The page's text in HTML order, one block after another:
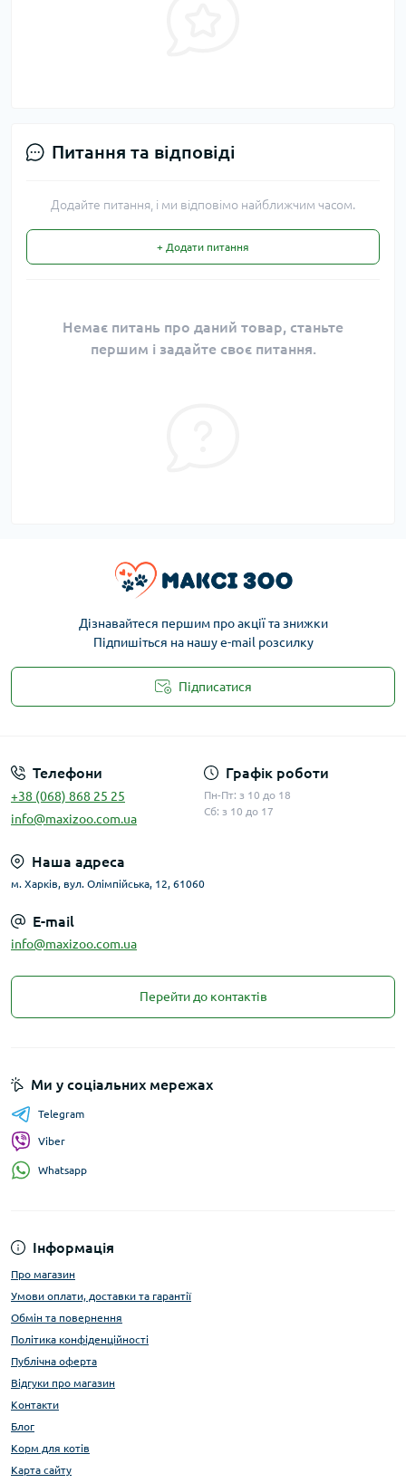
Питання та відповіді
Додайте питання, і ми відповімо найближчим часом.
+ Додати питання
Немає питань про даний товар, станьте
першим і задайте своє питання.
Дізнавайтеся першим про акції та знижки
Підпишіться на нашу e-mail розсилку
Підписатися
Телефони
+38 (068) 868 25 25
info@maxizoo.com.ua
Графік роботи
Пн-Пт: з 10 до 18
Сб: з 10 до 17
Наша адреса
м. Харків, вул. Олімпійська, 12, 61060
E-mail
info@maxizoo.com.ua
Перейти до контактів
Інформація
Про магазин
Умови оплати, доставки та гарантії
Обмін та повернення
Політика конфіденційності
Публічна оферта
Відгуки про магазин
Контакти
Блог
Корм для котів
Карта сайту
Ми у соціальних мережах
Telegram
Viber
Whatsapp